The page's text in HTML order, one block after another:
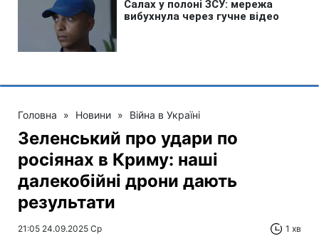
Головна » Новини » Війна в Україні
Зеленський про удари по
росіянах в Криму: наші
далекобійні дрони дають
результати
21:05 24.09.2025 Ср 1 хв